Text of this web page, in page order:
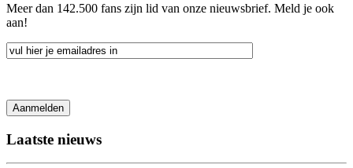
Meer dan 142.500 fans zijn lid van onze nieuwsbrief. Meld je ook
aan!
Laatste nieuws